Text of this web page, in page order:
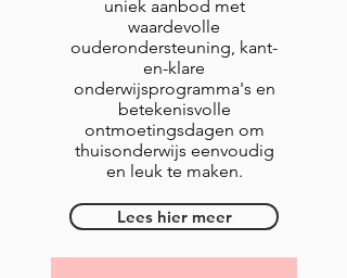
uniek aanbod met
waardevolle
ouderondersteuning, kant-
en-klare
onderwijsprogramma's en
betekenisvolle
ontmoetingsdagen om
thuisonderwijs eenvoudig
en leuk te maken.
Lees hier meer